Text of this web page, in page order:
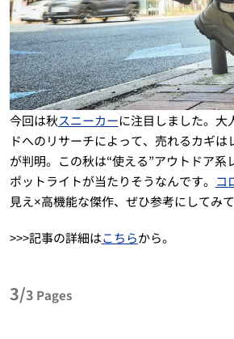
今回は秋スニーカーに注目しました。大
ドへのリサーチによって、売れるカギは
が判明。この秋は“使える”アウトドア系
ポットライトが当たりそうなんです。 コ
見え×高機能な傑作、ぜひ参考にしてみ
>>>記事の詳細はこちらから。
3/3 Pages